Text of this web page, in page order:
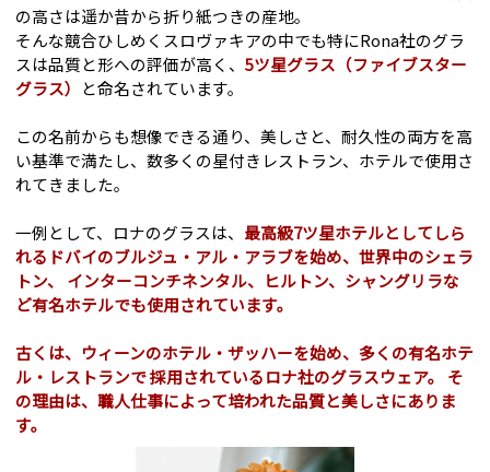
の高さは遥か昔から折り紙つきの産地。
そんな競合ひしめくスロヴァキアの中でも特にRona社のグラ
スは品質と形への評価が高く、5ツ星グラス（ファイブスター
グラス）
と命名されています。
この名前からも想像できる通り、美しさと、耐久性の両方を高
い基準で満たし、数多くの星付きレストラン、ホテルで使用さ
れてきました。
一例として、ロナのグラスは、 最高級7ツ星ホテルとしてしら
れるドバイのブルジュ・アル・アラブを始め、世界中のシェラ
トン、 インターコンチネンタル、ヒルトン、シャングリラな
ど有名ホテルでも使用されています。
古くは、ウィーンのホテル・ザッハーを始め、多くの有名ホテ
ル・レストランで 採用されているロナ社のグラスウェア。 そ
の理由は、職人仕事によって培われた品質と美しさにありま
す。